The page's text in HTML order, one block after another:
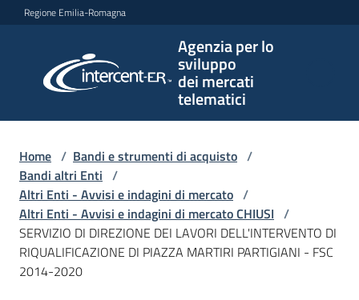
Vai al contenuto
Vai alla navigazione
Vai al footer
Regione Emilia-Romagna
Agenzia per lo
sviluppo
dei mercati
telematici
per lo
sviluppo
telematici
L'Agenzia
Home / Bandi e strumenti di acquisto /
Bandi altri Enti /
Altri Enti - Avvisi e indagini di mercato /
Altri Enti - Avvisi e indagini di mercato CHIUSI /
SERVIZIO DI DIREZIONE DEI LAVORI DELL'INTERVENTO DI
RIQUALIFICAZIONE DI PIAZZA MARTIRI PARTIGIANI - FSC
2014-2020